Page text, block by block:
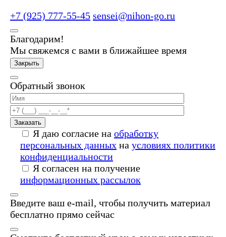
+7 (925) 777-55-45 sensei@nihon-go.ru
Благодарим!
Мы свяжемся с вами в ближайшее время
Закрыть
Обратный звонок
Заказать
Я даю согласие на обработку
персональных данных на условиях политики
конфиденциальности
Я согласен на получение
информационных рассылок
Введите ваш e-mail, чтобы получить материал
бесплатно прямо сейчас